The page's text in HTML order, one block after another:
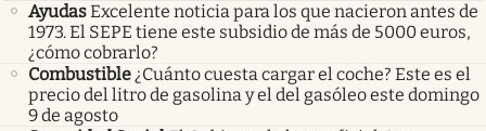
AyudasExcelente noticia para los que nacieron antes de
1973. El SEPE tiene este subsidio de más de 5000 euros,
¿cómo cobrarlo?
Combustible¿Cuánto cuesta cargar el coche? Este es el
precio del litro de gasolina y el del gasóleo este domingo
9 de agosto